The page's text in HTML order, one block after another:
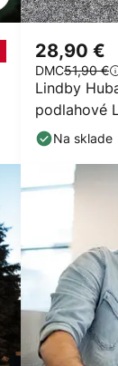
Lindby
podlahové
28,90 €
DMC51,90 €
Na sklade